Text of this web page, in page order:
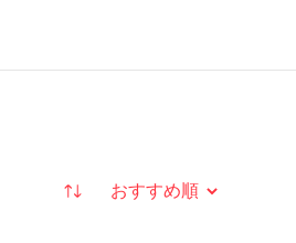
並び替え